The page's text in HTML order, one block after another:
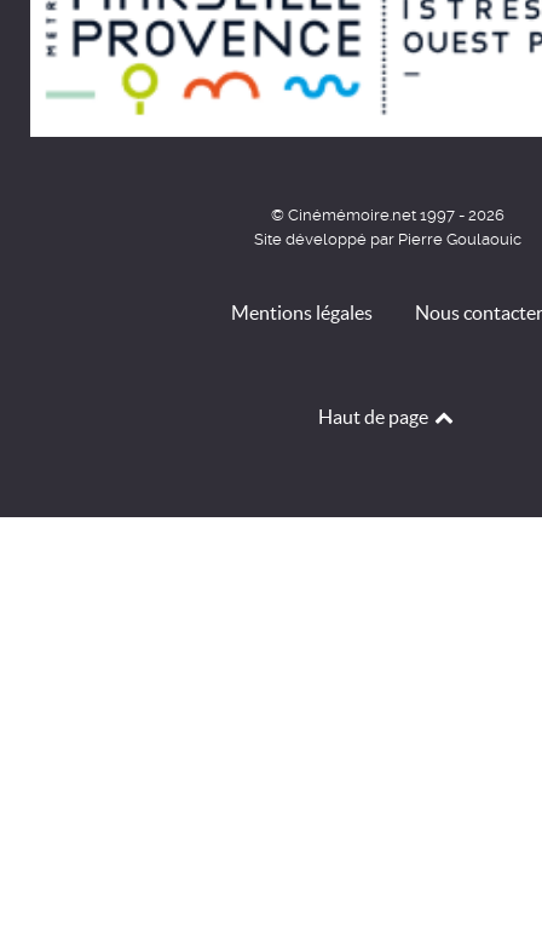
© Cinémémoire.net 1997 - 2026
Site développé par Pierre Goulaouic
Mentions légales Nous contacter
Haut de page